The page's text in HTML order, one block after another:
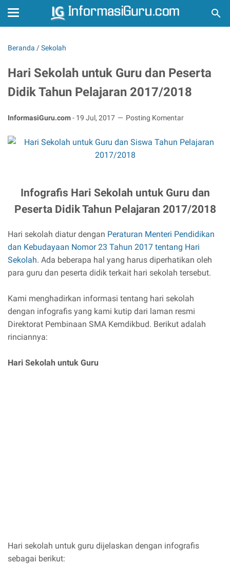
Beranda /Sekolah
Hari Sekolah untuk Guru dan Peserta
Didik Tahun Pelajaran 2017/2018
InformasiGuru.com- 19 Jul, 2017 Posting Komentar
Infografis Hari Sekolah untuk Guru dan
Peserta Didik Tahun Pelajaran 2017/2018
Hari sekolah diatur dengan Peraturan Menteri Pendidikan
dan Kebudayaan Nomor 23 Tahun 2017 tentang Hari
Sekolah. Ada beberapa hal yang harus diperhatikan oleh
para guru dan peserta didik terkait hari sekolah tersebut.
Kami menghadirkan informasi tentang hari sekolah
dengan infografis yang kami kutip dari laman resmi
Direktorat Pembinaan SMA Kemdikbud. Berikut adalah
rinciannya:
Hari Sekolah untuk Guru
Hari sekolah untuk guru dijelaskan dengan infografis
sebagai berikut: